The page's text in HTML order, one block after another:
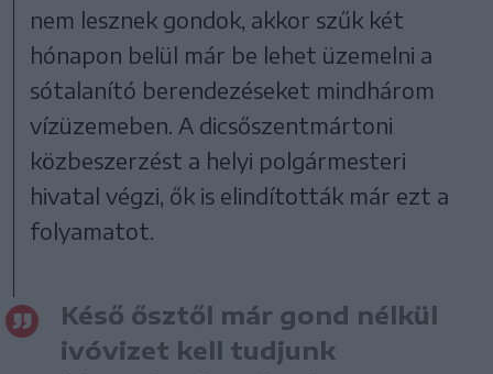
nem lesznek gondok, akkor szűk két
hónapon belül már be lehet üzemelni a
sótalanító berendezéseket mindhárom
vízüzemeben. A dicsőszentmártoni
közbeszerzést a helyi polgármesteri
hivatal végzi, ők is elindították már ezt a
folyamatot.
Késő ősztől már gond nélkül
ivóvizet kell tudjunk